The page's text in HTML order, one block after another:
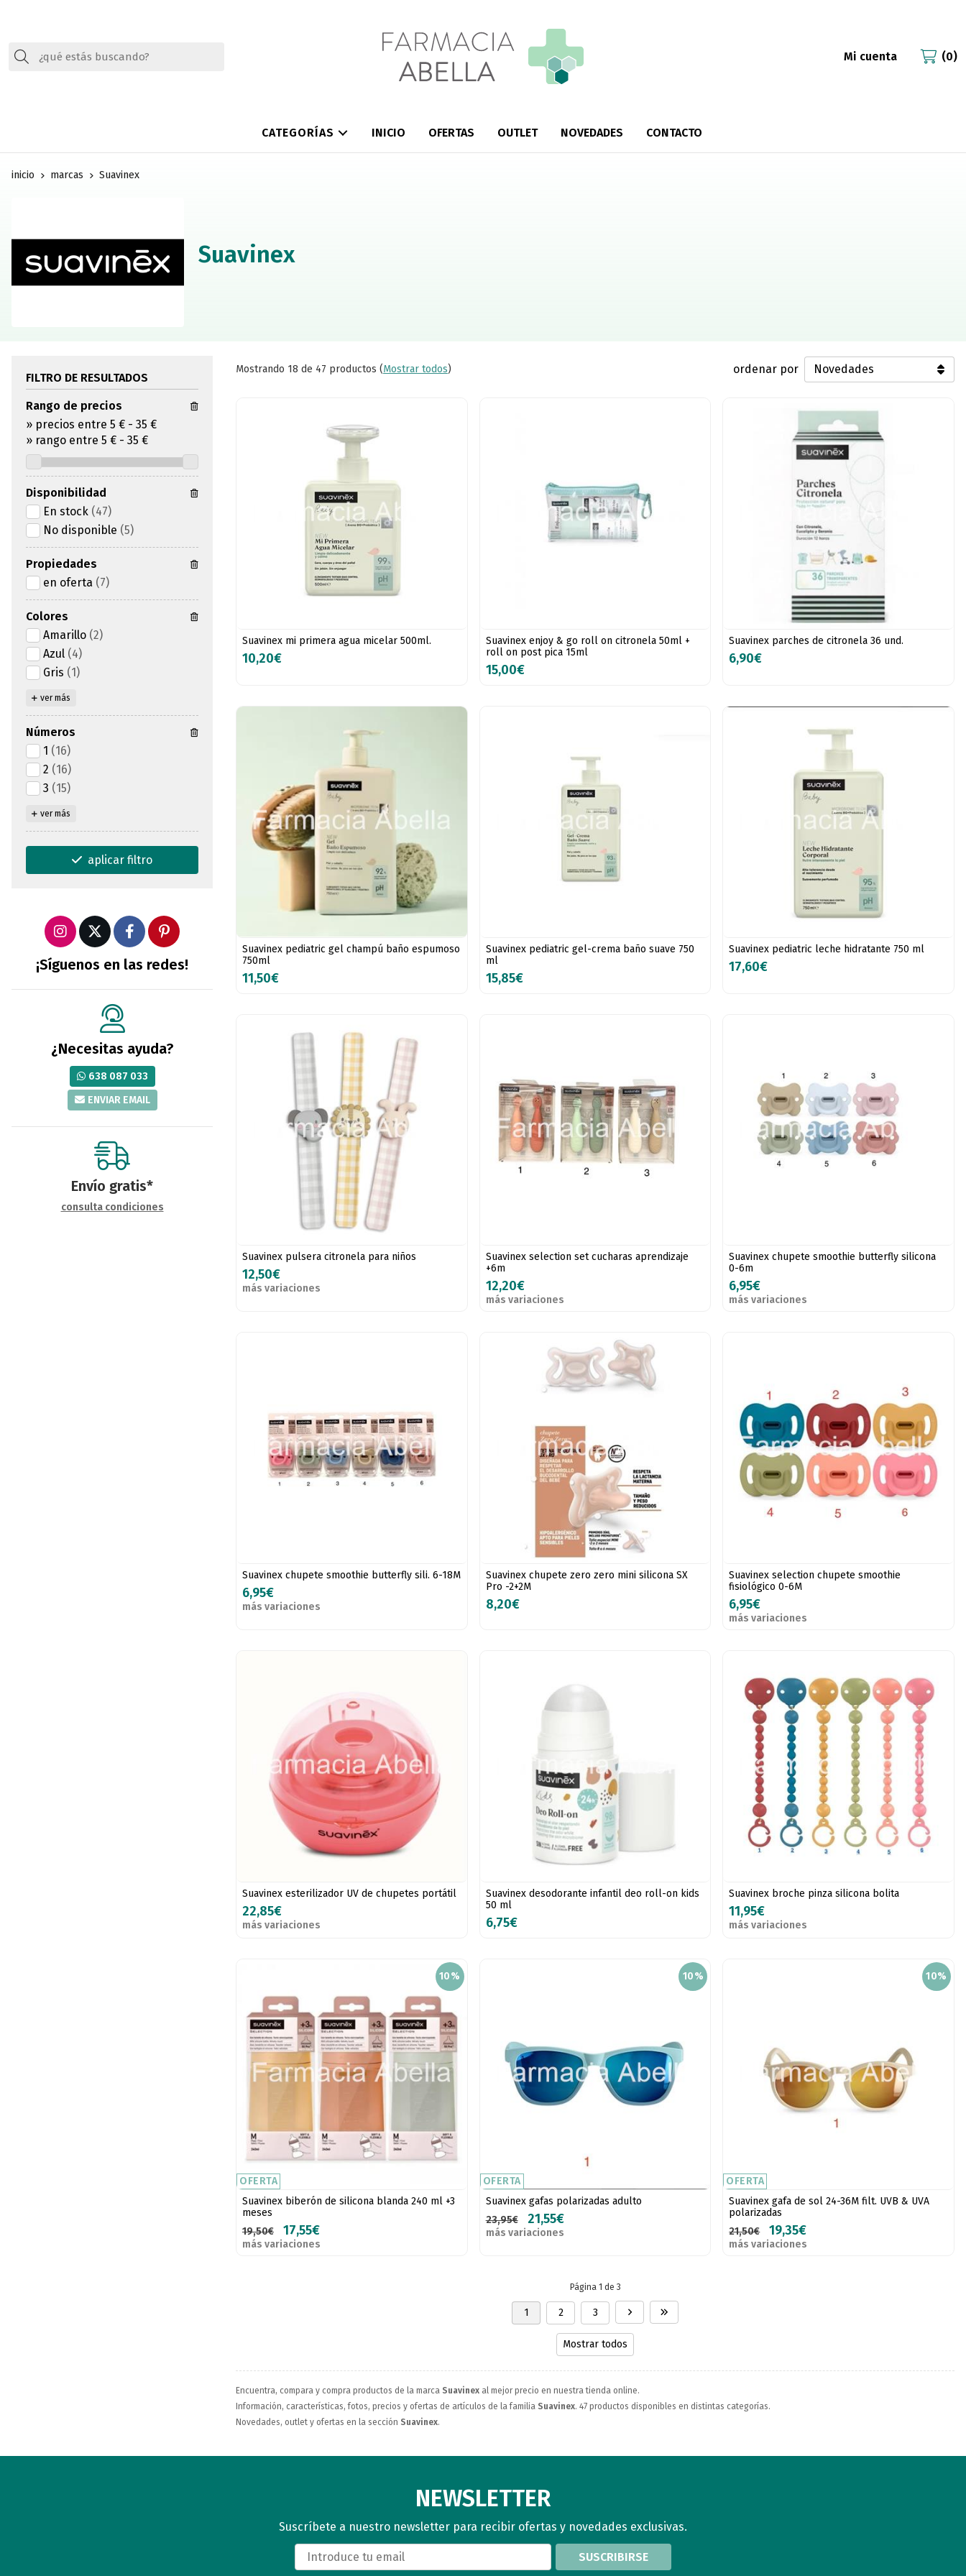
Buscar Mi cuenta 0
CATEGORÍAS INICIO OFERTAS OUTLET NOVEDADES CONTACTO
inicio marcas Suavinex
Suavinex
Encuentra, compara y compra productos de la marca Suavinex al mejor precio en nuestra tienda online.
Información, características, fotos, precios y ofertas de artículos de la familia Suavinex. 47 productos disponibles en distintas categorías.
Novedades, outlet y ofertas en la sección Suavinex.
Mostrando 18 de 47 productos (Mostrar todos) ordenar por
Suavinex mi primera agua micelar 500ml.
10,20€
Suavinex enjoy & go roll on citronela 50ml +
roll on post pica 15ml
15,00€
Suavinex parches de citronela 36 und.
6,90€
Suavinex pediatric gel champú baño espumoso
750ml
11,50€
Suavinex pediatric gel-crema baño suave 750
ml
15,85€
Suavinex pediatric leche hidratante 750 ml
17,60€
Suavinex pulsera citronela para niños
12,50€
más variaciones
Suavinex selection set cucharas aprendizaje
+6m
12,20€
más variaciones
Suavinex chupete smoothie butterfly silicona
0-6m
6,95€
más variaciones
Suavinex chupete smoothie butterfly sili. 6-18M
6,95€
más variaciones
Suavinex chupete zero zero mini silicona SX
Pro -2+2M
8,20€
Suavinex selection chupete smoothie
fisiológico 0-6M
6,95€
más variaciones
Suavinex esterilizador UV de chupetes portátil
22,85€
más variaciones
Suavinex desodorante infantil deo roll-on kids
50 ml
6,75€
Suavinex broche pinza silicona bolita
11,95€
más variaciones
10%
OFERTA
Suavinex biberón de silicona blanda 240 ml +3
meses
19,50€
17,55€
más variaciones
10%
OFERTA
Suavinex gafas polarizadas adulto
23,95€
21,55€
más variaciones
10%
OFERTA
Suavinex gafa de sol 24-36M filt. UVB & UVA
polarizadas
21,50€
19,35€
más variaciones
Página 1 de 3
1 2 3
Mostrar todos
FILTRO DE RESULTADOS
Rango de precios
» precios entre 5 € - 35 €
» rango entre 5 € - 35 €
Disponibilidad
En stock (47)
No disponible (5)
Propiedades
en oferta (7)
Colores
Amarillo (2)
Azul (4)
Gris (1)
ver más
Números
1 (16)
2 (16)
3 (15)
ver más
aplicar filtro
¡Síguenos en las redes!
¿Necesitas ayuda?
638 087 033
ENVIAR EMAIL
Envío gratis*
consulta condiciones
NEWSLETTER
Suscríbete a nuestro newsletter para recibir ofertas y novedades exclusivas.
SUSCRIBIRSE